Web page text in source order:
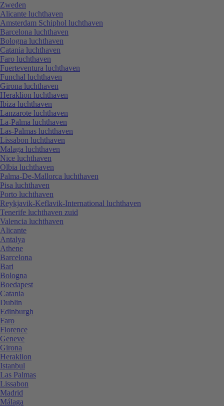
Zweden
Alicante luchthaven
Amsterdam Schiphol luchthaven
Barcelona luchthaven
Bologna luchthaven
Catania luchthaven
Faro luchthaven
Fuerteventura luchthaven
Funchal luchthaven
Girona luchthaven
Heraklion luchthaven
Ibiza luchthaven
Lanzarote luchthaven
La-Palma luchthaven
Las-Palmas luchthaven
Lissabon luchthaven
Malaga luchthaven
Nice luchthaven
Olbia luchthaven
Palma-De-Mallorca luchthaven
Pisa luchthaven
Porto luchthaven
Reykjavik-Keflavik-International luchthaven
Tenerife luchthaven zuid
Valencia luchthaven
Alicante
Antalya
Athene
Barcelona
Bari
Bologna
Boedapest
Catania
Dublin
Edinburgh
Faro
Florence
Geneve
Girona
Heraklion
Istanbul
Las Palmas
Lissabon
Madrid
Málaga